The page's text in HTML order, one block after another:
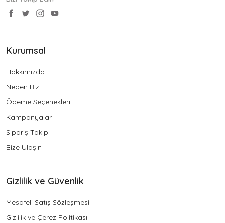
Kurumsal
Hakkımızda
Neden Biz
Ödeme Seçenekleri
Kampanyalar
Sipariş Takip
Bize Ulaşın
Gizlilik ve Güvenlik
Mesafeli Satış Sözleşmesi
Gizlilik ve Çerez Politikası